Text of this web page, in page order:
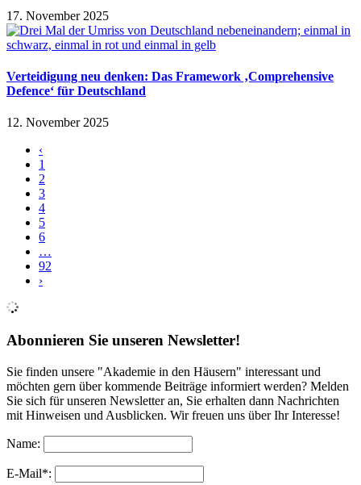
17. November 2025
Verteidigung neu denken: Das Framework ‚Comprehensive
Defence‘ für Deutschland
12. November 2025
‹
1
2
3
4
5
6
…
92
›
Abonnieren Sie unseren Newsletter!
Sie finden unsere "Akademie in den Häusern" interessant und
möchten gern über kommende Beiträge informiert werden? Melden
Sie sich für unseren Newsletter an, Sie erhalten dann Nachrichten
mit Hinweisen und Ausblicken. Wir freuen uns über Ihr Interesse!
Name:
E-Mail*: